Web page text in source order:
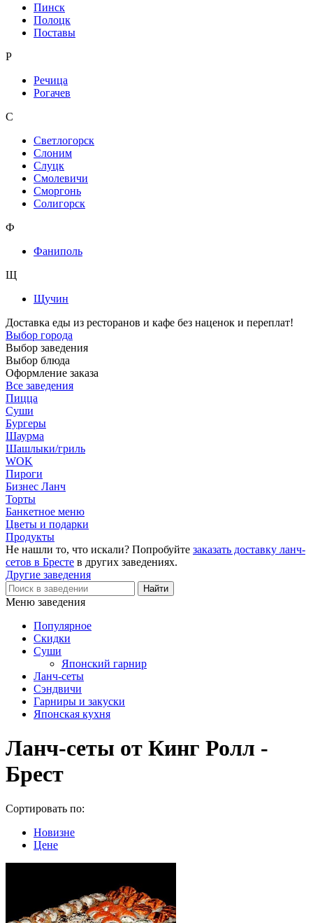
Пинск
Полоцк
Поставы
Р
Речица
Рогачев
С
Светлогорск
Слоним
Слуцк
Смолевичи
Сморгонь
Солигорск
Ф
Фаниполь
Щ
Щучин
Доставка еды из ресторанов и кафе без наценок и переплат!
Выбор города
Выбор заведения
Выбор блюда
Оформление заказа
Все заведения
Пицца
Суши
Бургеры
Шаурма
Шашлыки/гриль
WOK
Пироги
Бизнес Ланч
Торты
Банкетное меню
Цветы и подарки
Продукты
Не нашли то, что искали? Попробуйте заказать доставку ланч-
сетов в Бресте в других заведениях.
Другие заведения
Меню заведения
Популярное
Скидки
Суши
Японский гарнир
Ланч-сеты
Сэндвичи
Гарниры и закуски
Японская кухня
Ланч-сеты от Кинг Ролл -
Брест
Сортировать по:
Новизне
Цене